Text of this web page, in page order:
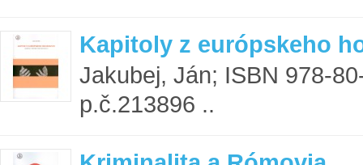
Kapitoly z európskeho
Jakubej, Ján; ISBN 978-
p.č.213896 ..